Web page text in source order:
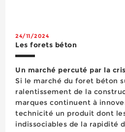
24/11/2024
Les forets béton
Un marché percuté par la
Si le marché du foret béton
ralentissement de la
marques continuent à
technicité un produit dont
indissociables de la rapidité